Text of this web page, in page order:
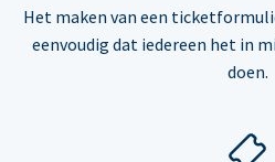
Het maken van een
eenvoudig dat iedereen het in
doen.